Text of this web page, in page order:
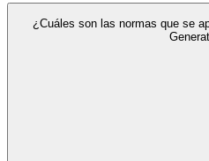
¿Cuáles son las normas que se